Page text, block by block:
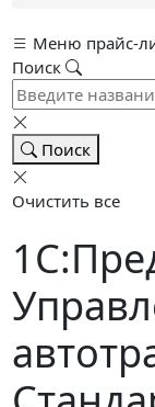
Меню прайс-
Поиск
Поиск
Очистить все